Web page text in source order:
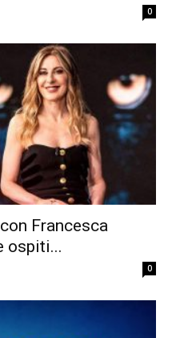
0
Francesca
ospiti...
0